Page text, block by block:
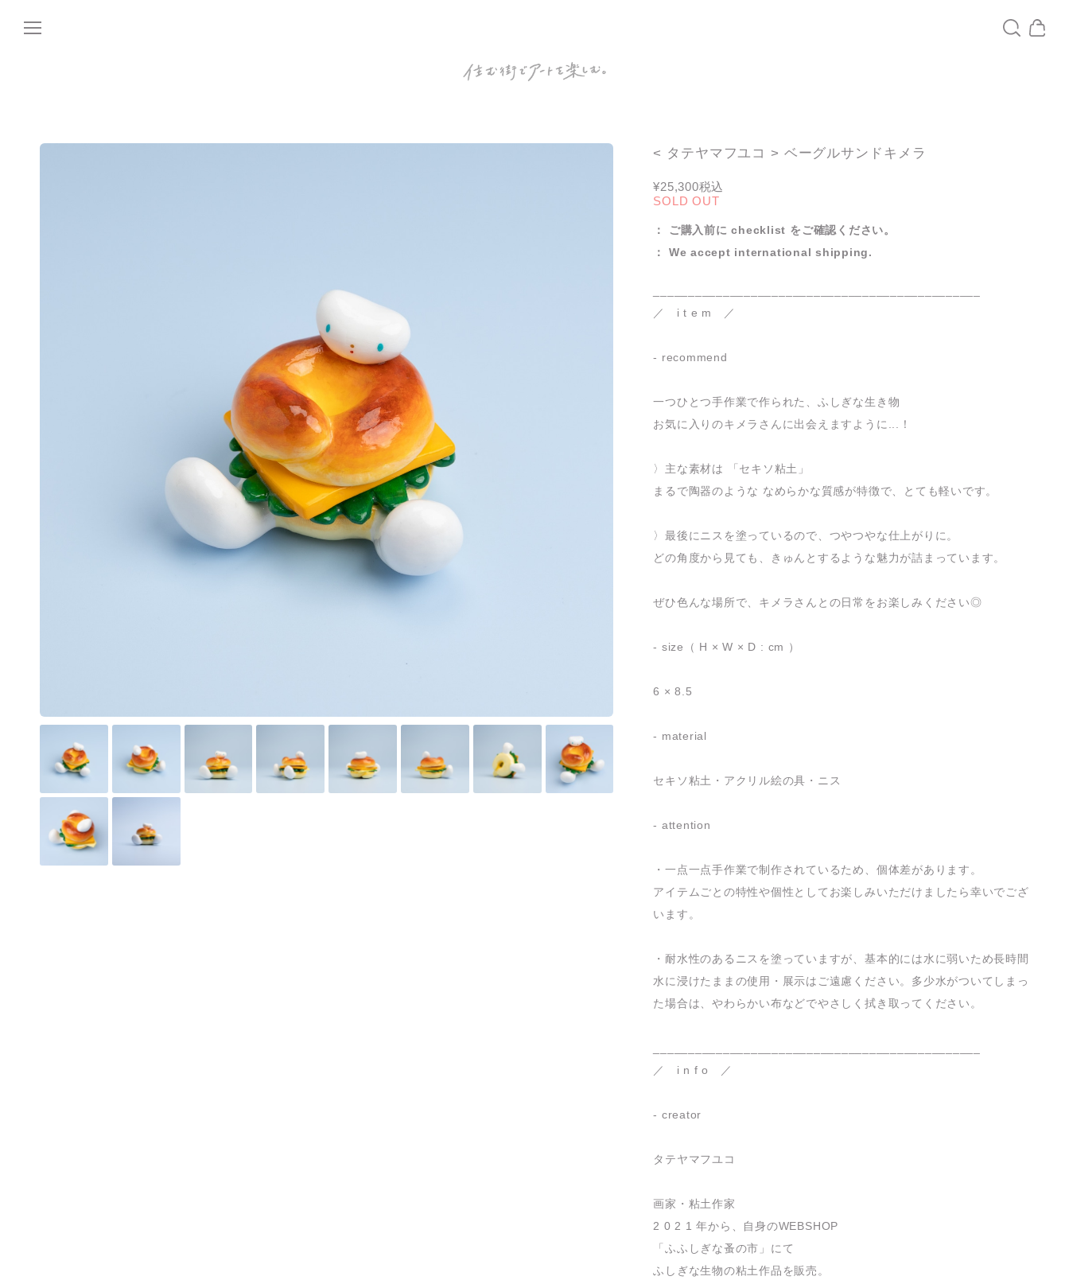
< タテヤマフユコ > ベーグルサンドキメラ
¥25,300税込
SOLD OUT
： ご購入前に checklist をご確認ください。
： We accept international shipping.
／ i t e m ／
- recommend
一つひとつ手作業で作られた、ふしぎな生き物
お気に入りのキメラさんに出会えますように...！
〉主な素材は 「セキソ粘土」
まるで陶器のような なめらかな質感が特徴で、とても軽いです。
〉最後にニスを塗っているので、つやつやな仕上がりに。
どの角度から見ても、きゅんとするような魅力が詰まっています。
ぜひ色んな場所で、キメラさんとの日常をお楽しみください◎
- size（ H × W × D : cm ）
6 × 8.5
- material
セキソ粘土・アクリル絵の具・ニス
- attention
・一点一点手作業で制作されているため、個体差があります。
アイテムごとの特性や個性としてお楽しみいただけましたら幸いでござ
います。
・耐水性のあるニスを塗っていますが、基本的には水に弱いため長時間
水に浸けたままの使用・展示はご遠慮ください。多少水がついてしまっ
た場合は、やわらかい布などでやさしく拭き取ってください。
／ i n f o ／
- creator
タテヤマフユコ
画家・粘土作家
2 0 2 1 年から、自身のWEBSHOP
「ふふしぎな蚤の市」にて
ふしぎな生物の粘土作品を販売。